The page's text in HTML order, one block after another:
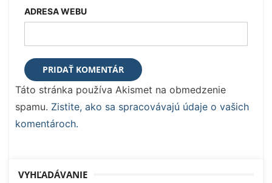
ADRESA WEBU
Táto stránka používa Akismet na obmedzenie
spamu. Zistite, ako sa spracovávajú údaje o vašich
komentároch.
VYHĽADÁVANIE